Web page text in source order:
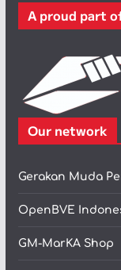
A proud part
Our network
Gerakan Muda
OpenBVE
GM-MarKA Shop